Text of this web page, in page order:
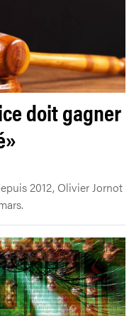
doit gagner
2012, Olivier Jornot